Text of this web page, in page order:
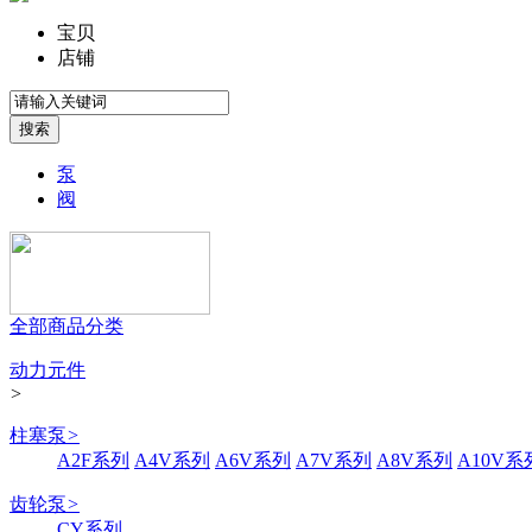
宝贝
店铺
泵
阀
全部商品分类
动力元件
>
柱塞泵>
A2F系列 A4V系列 A6V系列 A7V系列 A8V系列 A10V系
齿轮泵>